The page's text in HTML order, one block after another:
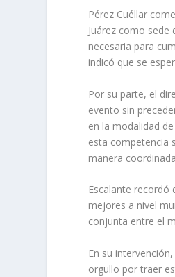
Pérez Cuéllar
Juárez como
necesaria para
indicó que se
Por su parte, el
evento sin
en la modalidad
esta competencia
manera
Escalante recordó
mejores a nivel
conjunta entre el
En su
orgullo por traer